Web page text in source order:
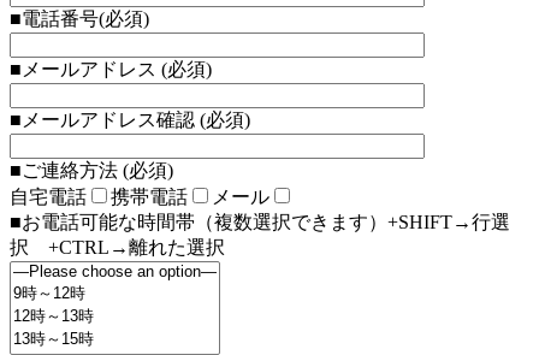
■電話番号(必須)
■メールアドレス (必須)
■メールアドレス確認 (必須)
■ご連絡方法 (必須)
自宅電話
携帯電話
メール
■お電話可能な時間帯（複数選択できます）+SHIFT→行選
択 +CTRL→離れた選択